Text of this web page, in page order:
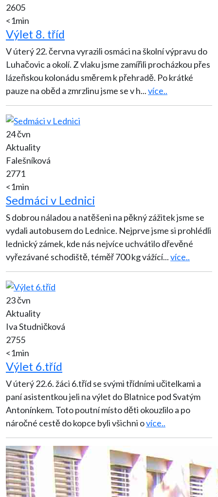
2605
<1min
Výlet 8. tříd
V úterý 22. června vyrazili osmáci na školní výpravu do
Luhačovic a okolí. Z vlaku jsme zamířili procházkou přes
lázeňskou kolonádu směrem k přehradě. Po krátké
pauze na oběd a zmrzlinu jsme se v h...více..
24 čvn
Aktuality
Falešníková
2771
<1min
Sedmáci v Lednici
S dobrou náladou a natěšeni na pěkný zážitek jsme se
vydali autobusem do Lednice. Nejprve jsme si prohlédli
lednický zámek, kde nás nejvíce uchvátilo dřevěné
vyřezávané schodiště, téměř 700 kg vážící...více..
23 čvn
Aktuality
Iva Studničková
2755
<1min
Výlet 6.tříd
V úterý 22.6. žáci 6.tříd se svými třídními učitelkami a
paní asistentkou jeli na výlet do Blatnice pod Svatým
Antonínkem. Toto poutní místo děti okouzlilo a po
náročné cestě do kopce byli všichni ovíce..